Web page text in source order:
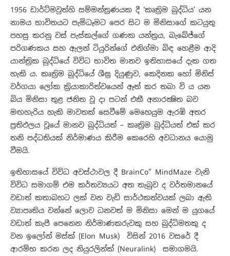
1956 ඩාර්ට්මවුත්හි සම්මන්ත්‍ර‍ණයක දී ‘කෘත්‍රිම බුද්ධිය’ යන
නාමය භාවිතයට පැමිධෑමට පෙර සිට ම මිනිසාගේ කටයුතු
පහසු කරනු වස් පැස්කල්ගේ ගණක යන්ත්‍රය, බැබේජ්ගේ
පරිගණකය සහ ඇලන් ටියුරින්ගේ එනිග්මා බිඳ හෙළීම ආදි
යාන්ත්‍රික බුද්ධියේ විවිධ භාවිත මානව ඉතිහාසයේ දැක ගත
හැකි ය. කෘත්‍රිම බුද්ධියේ ශීඝ්‍ර දියුණුව, කෙදිනක හෝ මිනිස්
වර්ගයා ලෝක ක්‍රියාකාරිත්වයෙන් ඈත් කර තබා වි ය යන
බිය මිනිසා තුළ ජනිත වූ දා පටන් එකී අනාරක්‍ෂිත බව
මඟහැරිය හැකි මාවතක් සෙවීමේ මෙහෙයුම ඇරඹි අතර
ප්‍රතිඵලය වූයේ මානව බුද්ධියත් – කෘත්‍රිම බුද්ධියත් එක් කර
තනි පද්ධතියක් නිර්මාණය කිරීම කෙරෙහි අවධානය යොමු
වීමයි.
ඉතිහාසයේ විවිධ අවස්ථාවල දී BrainCo” MindMaze වැනි
විවිධ සමාගම් එම කර්තව්‍යයට අත තැබුව ද වර්තමානයේ
වඩාත් කතාබහට ලක් වන වැඩි සාර්ථකත්වයක් ලබා ඇති
ව්‍යාපෘතිය වන්නේ ලොව ධනවත් ම මිනිසා මෙන් ම යුගයේ
වඩාත් කැපී පෙනෙන නිර්මාණකරුවකු සහ බුද්ධිමතකු ද
වන ඉලෝන් මස්ක් (Elon Musk) විසින් 2016 වසරේ දී
ආරම්භ කරන ලද නියුරලින්ක් (Neuralink) සමාගමයි.